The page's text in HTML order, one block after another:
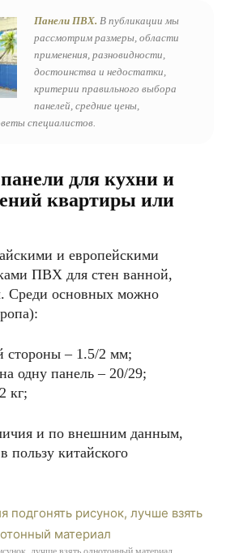
Панели ПВХ. В публикации мы
рассмотрим размеры, области
применения, разновидности,
достоинства и недостатки,
критерии правильного выбора
панелей, средние цены,
специалистов.
для кухни и
квартиры или
и европейскими
ПВХ для стен ванной,
Среди основных можно
стороны – 1.5/2 мм;
одну панель – 20/29;
кг;
и по внешним данным,
пользу китайского